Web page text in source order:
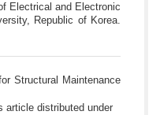
Electrical and Electronic
Republic of Korea.
Structural Maintenance
article distributed under